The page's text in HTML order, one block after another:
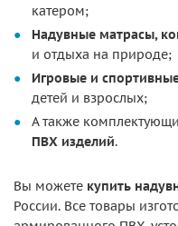
катером;
Надувные матрасы,
и отдыха на природе;
Игровые и
детей и взрослых;
А также
ПВХ изделий.
Вы можете купить
России. Все товары